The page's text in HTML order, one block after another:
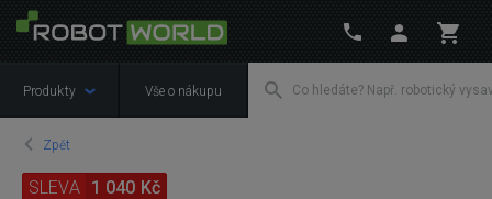
Produkty Vše o nákupu
Zpět
SLEVA 1 040 Kč